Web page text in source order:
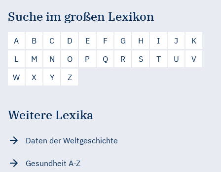
Suche im großen Lexikon
A B C D E F G H I J
K
L
M N O P Q R S T U
V
W
X Y Z
Weitere Lexika
Daten der Weltgeschichte
Gesundheit A-Z